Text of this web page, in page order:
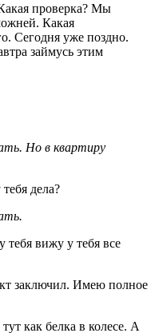
проверка? Мы
Какая
Сегодня уже поздно.
займусь этим
Но в квартиру
дела?
вижу у тебя все
заключил. Имею полное
как белка в колесе. А